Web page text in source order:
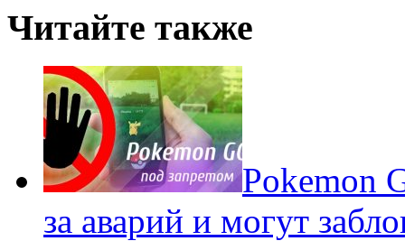
Читайте также
Pokеmon
за аварий и могут